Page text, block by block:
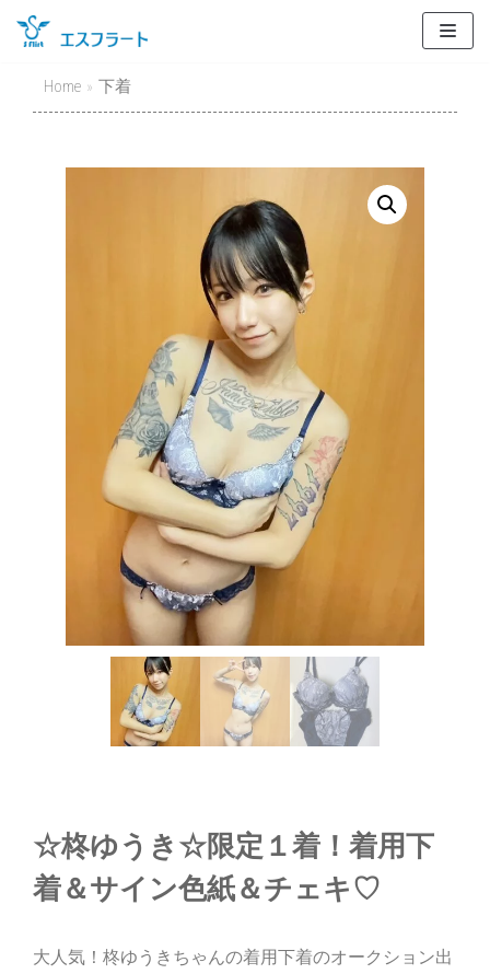
Skip
to
content
Home » 下着
☆柊ゆうき☆限定１着！着用下
着＆サイン色紙＆チェキ♡
大人気！柊ゆうきちゃんの着用下着のオークション出